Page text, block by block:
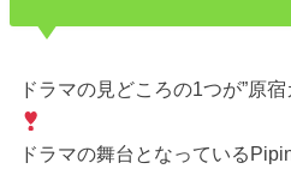
ドラマの見どころの1つが”原
ドラマの舞台となっている